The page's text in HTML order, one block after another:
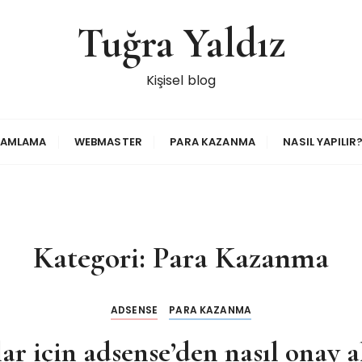
Tuğra Yaldız
Kişisel blog
WEBMASTER PARA KAZANMA NASIL
Kategori: Para Kazanma
ADSENSE PARA KAZANMA
için adsense’den nasıl onay